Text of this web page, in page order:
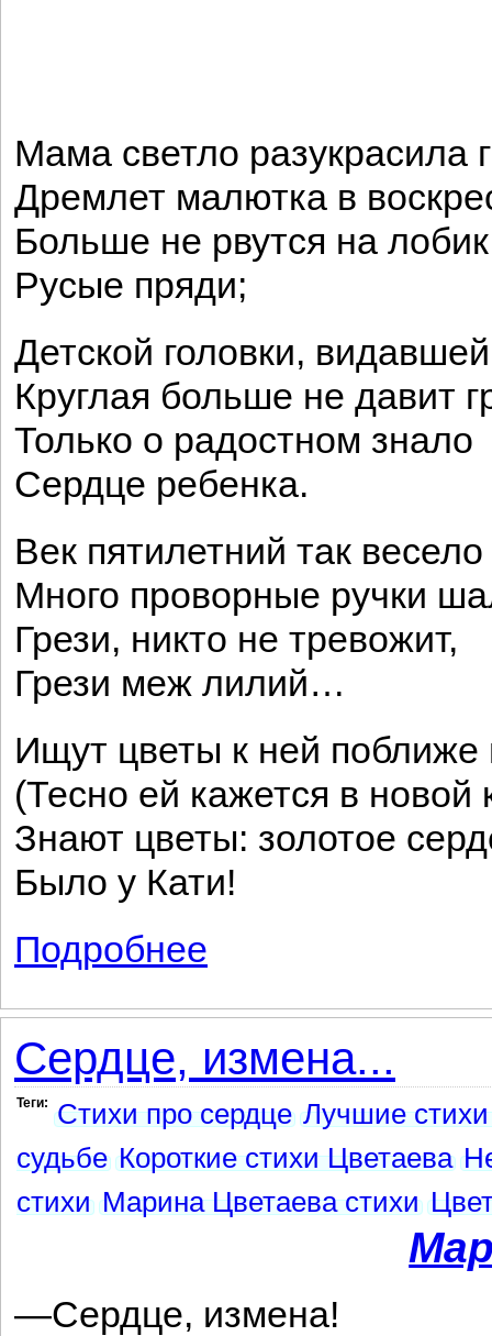
Мама светло разукрасила
Дремлет малютка в
Больше не рвутся на лобик
Русые пряди;
Детской головки,
Круглая больше не давит
Только о радостном знало
Сердце ребенка.
Век пятилетний так
Много проворные ручки
Грези, никто не тревожит,
Грези меж лилий…
Ищут цветы к ней поближе
(Тесно ей кажется в новой
Знают цветы: золотое
Было у Кати!
Подробнее
Сердце, измена...
Теги: Стихи про сердце Лучшие
судьбе Короткие стихи Цветаева
стихи Марина Цветаева стихи
—Сердце, измена!